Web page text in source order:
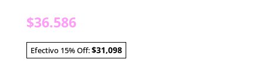
$36.586
Efectivo 15% Off:$31,098